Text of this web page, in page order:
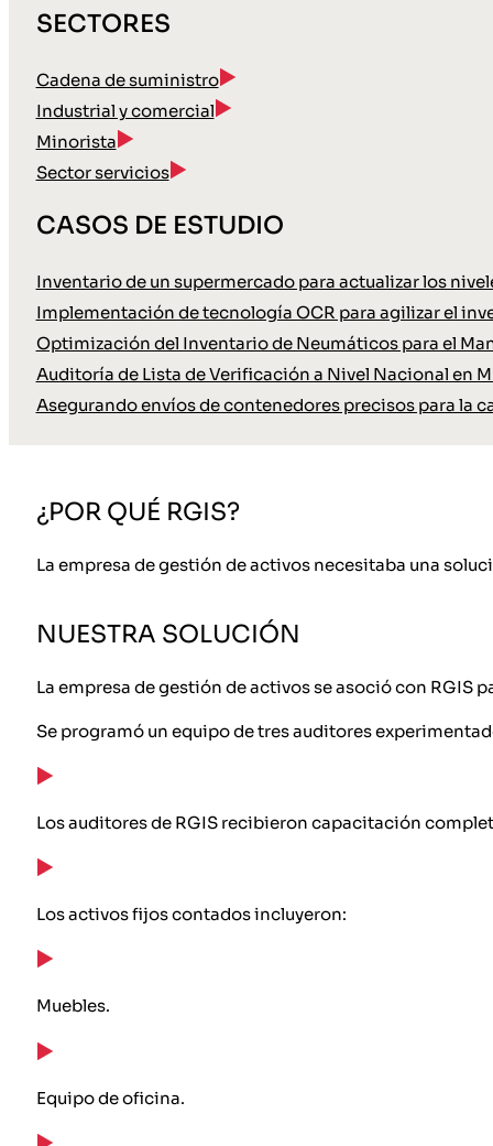
SECTORES
Cadena de suministro
Industrial y comercial
Minorista
Sector servicios
CASOS DE ESTUDIO
Inventario de un supermercado para actualizar los
Implementación de tecnología OCR para agilizar el
Optimización del Inventario de Neumáticos para el
Auditoría de Lista de Verificación a Nivel Nacional en
Asegurando envíos de contenedores precisos para la
¿POR QUÉ RGIS?
La empresa de gestión de activos necesitaba una
NUESTRA SOLUCIÓN
La empresa de gestión de activos se asoció con
Se programó un equipo de tres auditores
Los auditores de RGIS recibieron capacitación
Los activos fijos contados incluyeron:
Muebles.
Equipo de oficina.